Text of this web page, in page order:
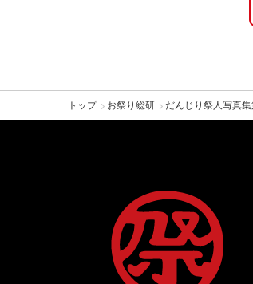
トップ お祭り総研 だんじり祭人写真